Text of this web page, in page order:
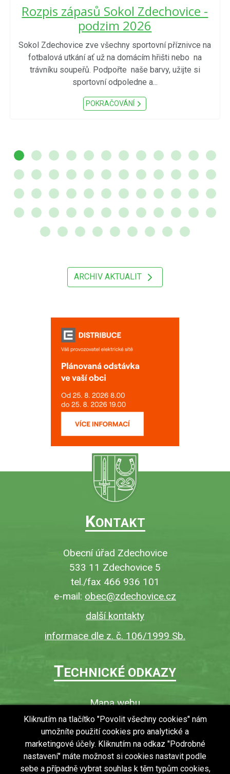
Rozpis zápasů Sokol Zdechovice -
podzim 2026
Sokol Zdechovice zve všechny sportovní příznivce na
fotbalová utkání ať už na domácím hřišti nebo na
trávníku soupeřů. Podpořte naše barvy, užijte si
sportovní odpoledne a...
POKRAČOVÁNÍ
ARCHIV AKTUALIT
KONTAKT
Obecní úřad Zdechovice
533 11 Zdechovice 5
tel./fax 466 936 101
e-mail: obec@zdechovice.cz
další kontakty
informace dle z. č. 106/1999 Sb.
TECHNICKÉ ODKAZY
Mapa webu
O webu
Povinně zveřejňované informace
Ochrana osobních údajů (GDPR)
Vyhledávání
Kliknutím na tlačítko "Povolit všechny cookies" nám
umožníte použití cookies pro analytické a
marketingové účely. Kliknutím na odkaz "Podrobné
nastavení" máte možnost si cookies nastavit podle
sebe a případně vybrat souhlas k těm typům cookies,